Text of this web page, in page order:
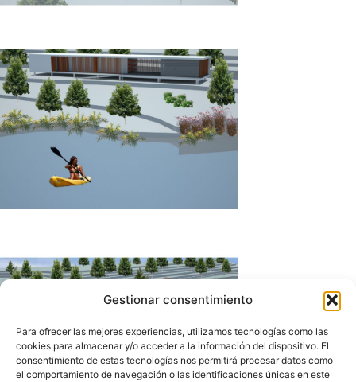
Gestionar consentimiento
Para ofrecer las mejores experiencias, utilizamos tecnologías como las
cookies para almacenar y/o acceder a la información del dispositivo. El
consentimiento de estas tecnologías nos permitirá procesar datos como
el comportamiento de navegación o las identificaciones únicas en este